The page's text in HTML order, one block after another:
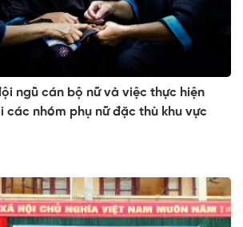
ngũ cán bộ nữ và việc thực hiện
các nhóm phụ nữ đặc thù khu vực